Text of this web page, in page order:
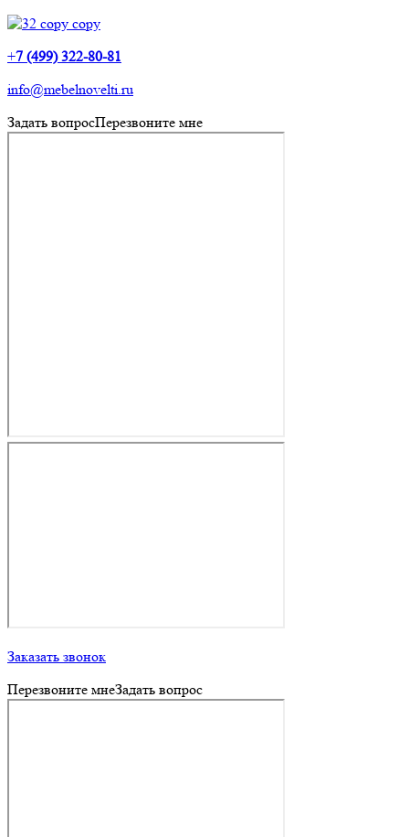
+7 (499) 322-80-81
info@mebelnovelti.ru
Задать вопросПерезвоните мне
Заказать звонок
Перезвоните мнеЗадать вопрос